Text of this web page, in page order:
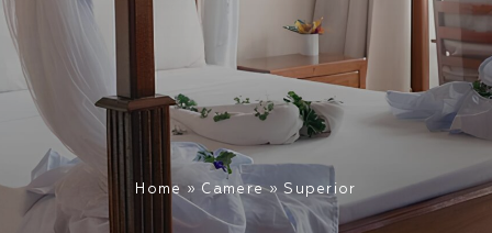
Home » Camere»Superior